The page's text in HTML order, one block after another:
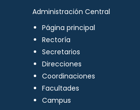
Administración Central
Página principal
Rectoría
Secretarios
Direcciones
Coordinaciones
Facultades
Campus